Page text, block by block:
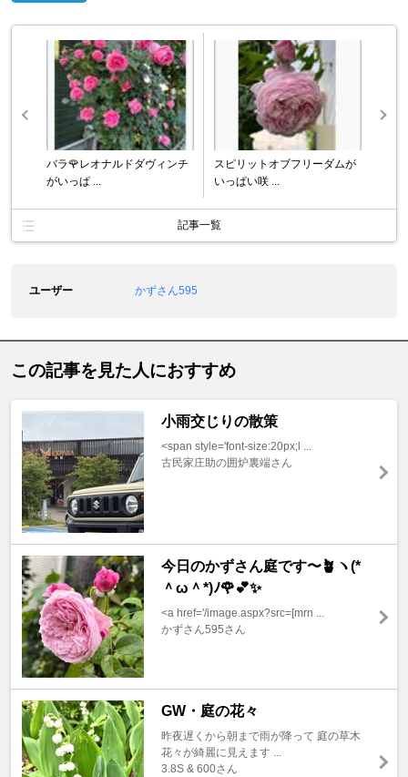
バラ🌹レオナルドダヴィンチ
がいっぱ ...
スピリットオブフリーダムが
いっぱい咲 ...
記事一覧
ユーザー かずさん595
この記事を見た人におすすめ
小雨交じりの散策
<span style='font-size:20px;l ...
古民家庄助の囲炉裏端さん
今日のかずさん庭です〜🪴ヽ(*
＾ω＾*)ﾉ🌹💕✨
<a href='/image.aspx?src=[mrn ...
かずさん595さん
GW・庭の花々
昨夜遅くから朝まで雨が降って 庭の草木
花々が綺麗に見えます ...
3.8S & 600さん